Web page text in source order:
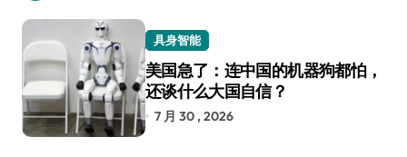
具身智能
美国急了：连中国的机器狗都怕，
还谈什么大国自信？
7 月 30 , 2026